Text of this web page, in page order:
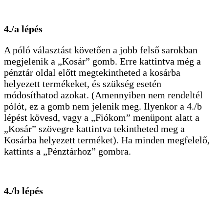
4./a lépés
A póló választást követően a jobb felső sarokban
megjelenik a „Kosár” gomb. Erre kattintva még a
pénztár oldal előtt megtekintheted a kosárba
helyezett termékeket, és szükség esetén
módosíthatod azokat. (Amennyiben nem rendeltél
pólót, ez a gomb nem jelenik meg. Ilyenkor a 4./b
lépést kövesd, vagy a „Fiókom” menüpont alatt a
„Kosár” szövegre kattintva tekintheted meg a
Kosárba helyezett terméket). Ha minden megfelelő,
kattints a „Pénztárhoz” gombra.
4./b lépés